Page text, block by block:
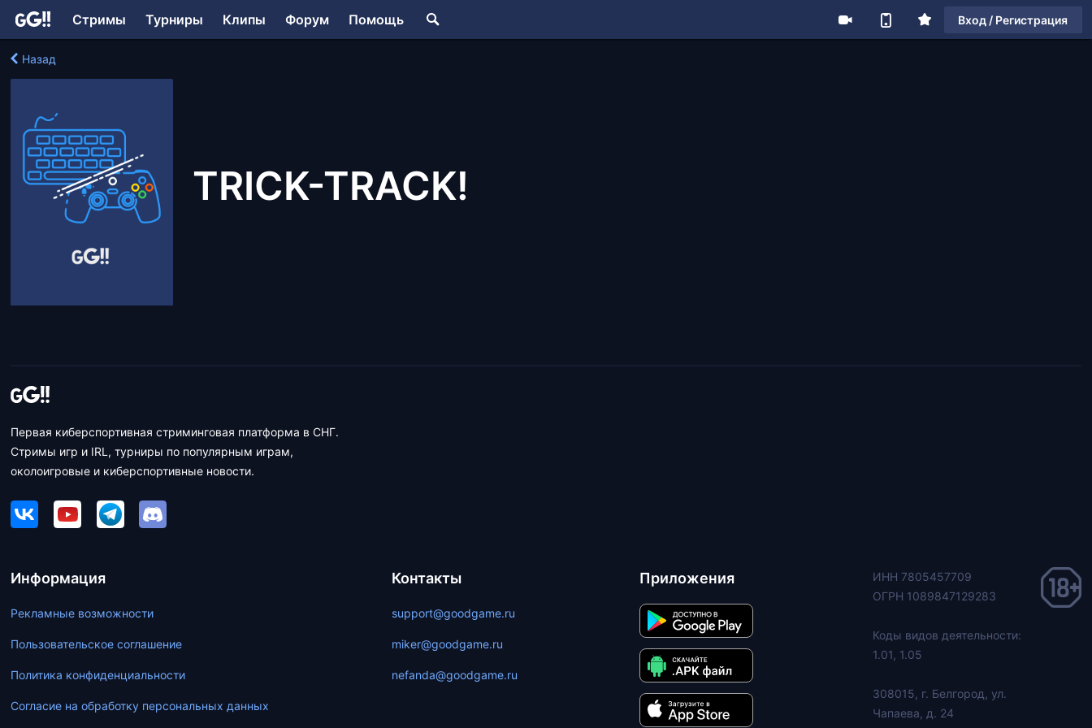
Стримы Турниры Клипы Форум Помощь Вход / Регистрация
Назад
TRICK-TRACK!
Первая киберспортивная стриминговая платформа в СНГ.
Стримы игр и IRL, турниры по популярным играм,
околоигровые и киберспортивные новости.
Информация
Рекламные возможности
Пользовательское соглашение
Политика конфиденциальности
Согласие на обработку персональных данных
Контакты
support@goodgame.ru
miker@goodgame.ru
nefanda@goodgame.ru
Приложения
ИНН 7805457709
ОГРН 1089847129283
Коды видов деятельности:
1.01, 1.05
308015, г. Белгород, ул.
Чапаева, д. 24